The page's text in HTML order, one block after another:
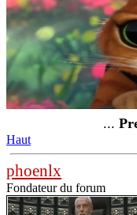
...
Haut
phoenlx
Fondateur du forum